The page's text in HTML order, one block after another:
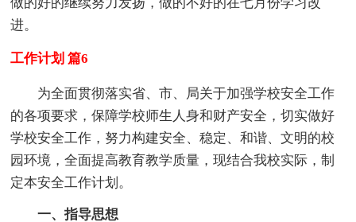
进。
工作计划 篇6
为全面贯彻落实省、市、局关于加强学校安全工作
的各项要求，保障学校师生人身和财产安全，切实做好
学校安全工作，努力构建安全、稳定、和谐、文明的校
园环境，全面提高教育教学质量，现结合我校实际，制
定本安全工作计划。
一、指导思想